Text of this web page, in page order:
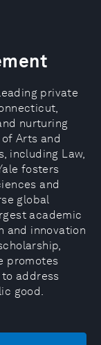
private
nurturing
Arts and
including Law,
fosters
and
global
academic
and innovation
promotes
address
good.